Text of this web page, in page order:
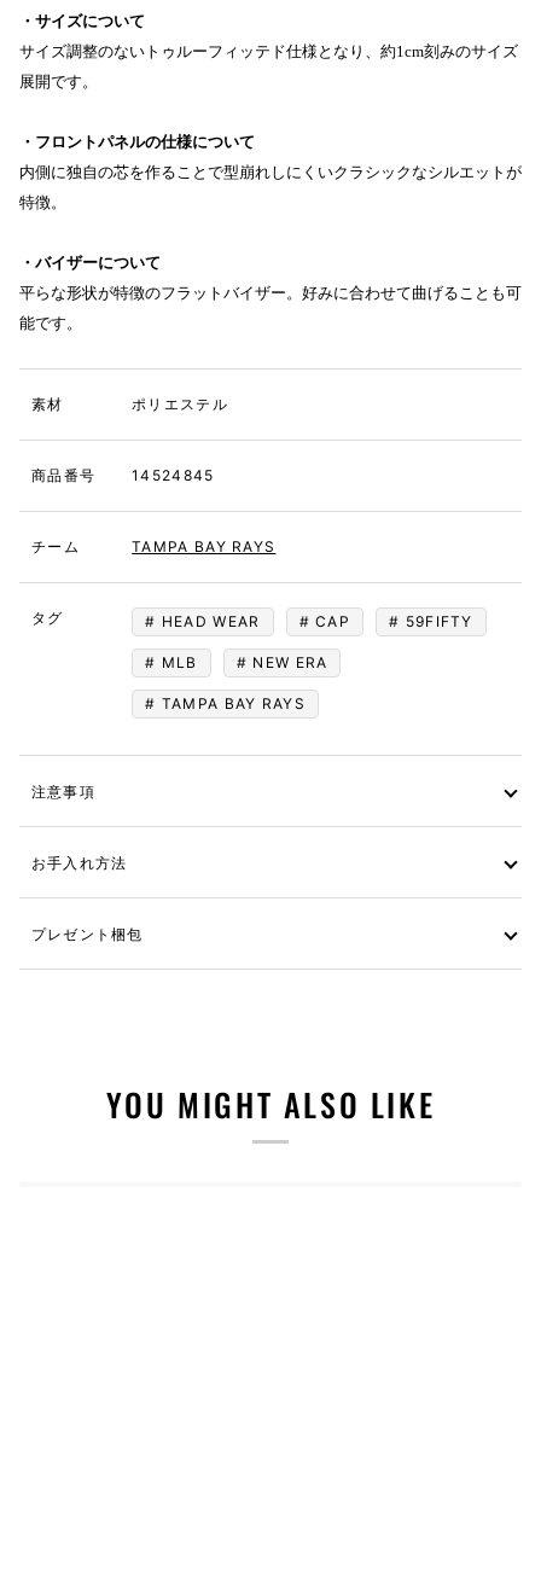
・サイズについて
サイズ調整のないトゥルーフィッテド仕様となり、約1cm刻みのサイズ
展開です。
・フロントパネルの仕様について
内側に独自の芯を作ることで型崩れしにくいクラシックなシルエットが
特徴。
・バイザーについて
平らな形状が特徴のフラットバイザー。好みに合わせて曲げることも可
能です。
素材 ポリエステル
商品番号 14524845
チーム TAMPA BAY RAYS
タグ HEAD WEAR CAP 59FIFTY
MLB NEW ERA
TAMPA BAY RAYS
注意事項
お手入れ方法
プレゼント梱包
YOU MIGHT ALSO LIKE